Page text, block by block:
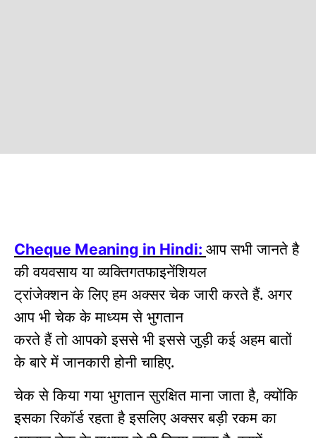
Cheque Meaning in Hindi: आप सभी जानते है
की वयवसाय या व्यक्तिगतफाइनेंशियल
ट्रांजेक्शन के लिए हम अक्सर चेक जारी करते हैं. अगर
आप भी चेक के माध्यम से भुगतान
करते हैं तो आपको इससे भी इससे जुड़ी कई अहम बातों
के बारे में जानकारी होनी चाहिए.
चेक से किया गया भुगतान सुरक्षित माना जाता है,क्योंकि
इसका रिकॉर्ड रहता है इसलिए अक्सर बड़ी रकम का